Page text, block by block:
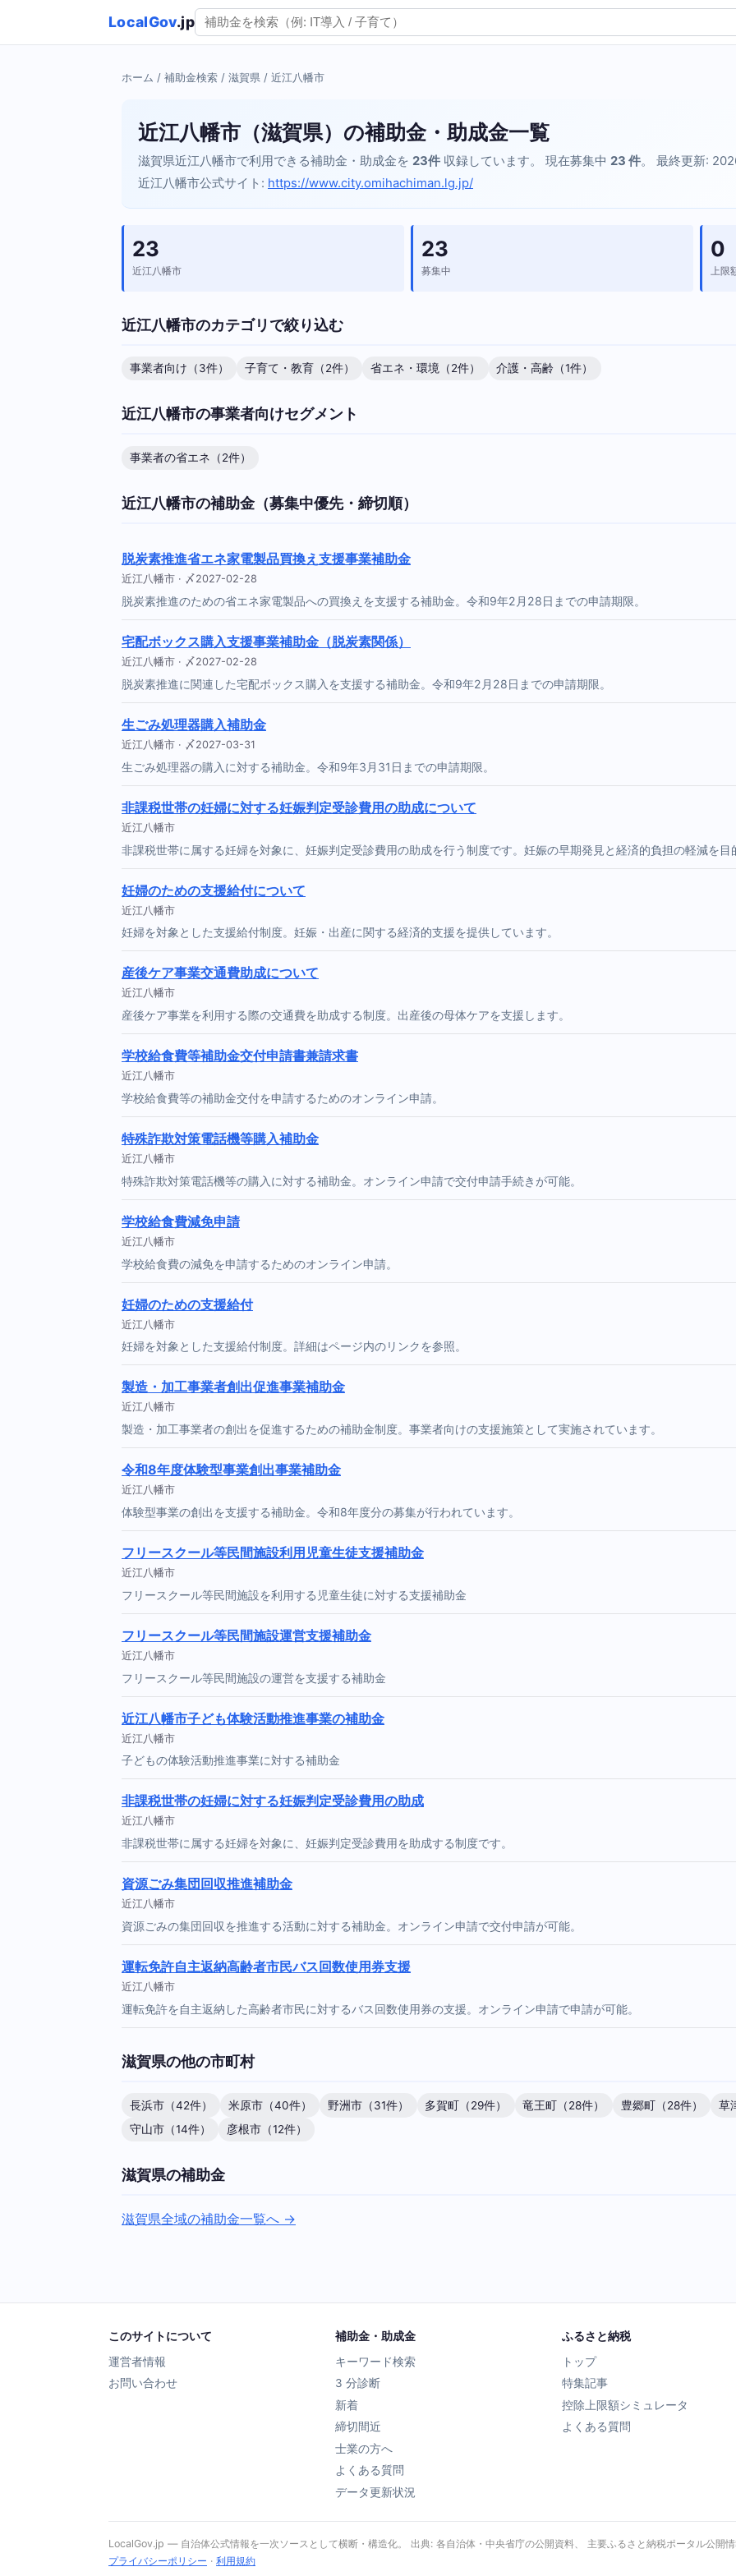
LocalGov.jp
ホーム / 補助金検索 / 滋賀県 / 近江八幡市
近江八幡市（滋賀県）の補助金・助成金一覧
滋賀県近江八幡市で利用できる補助金・助成金を 23件 収録しています。 現在募集中 23 件。 最終更新:
近江八幡市公式サイト: https://www.city.omihachiman.lg.jp/
23
近江八幡市
23
募集中
0
上限
近江八幡市のカテゴリで絞り込む
事業者向け（3件） 子育て・教育（2件） 省エネ・環境（2件） 介護・高齢（1件）
近江八幡市の事業者向けセグメント
事業者の省エネ（2件）
近江八幡市の補助金（募集中優先・締切順）
脱炭素推進省エネ家電製品買換え支援事業補助金
近江八幡市 · 〆2027-02-28
脱炭素推進のための省エネ家電製品への買換えを支援する補助金。令和9年2月28日までの申請期限。
宅配ボックス購入支援事業補助金（脱炭素関係）
近江八幡市 · 〆2027-02-28
脱炭素推進に関連した宅配ボックス購入を支援する補助金。令和9年2月28日までの申請期限。
生ごみ処理器購入補助金
近江八幡市 · 〆2027-03-31
生ごみ処理器の購入に対する補助金。令和9年3月31日までの申請期限。
非課税世帯の妊婦に対する妊娠判定受診費用の助成について
近江八幡市
非課税世帯に属する妊婦を対象に、妊娠判定受診費用の助成を行う制度です。妊娠の早期発見と経済的負担の軽減を目
妊婦のための支援給付について
近江八幡市
妊婦を対象とした支援給付制度。妊娠・出産に関する経済的支援を提供しています。
産後ケア事業交通費助成について
近江八幡市
産後ケア事業を利用する際の交通費を助成する制度。出産後の母体ケアを支援します。
学校給食費等補助金交付申請書兼請求書
近江八幡市
学校給食費等の補助金交付を申請するためのオンライン申請。
特殊詐欺対策電話機等購入補助金
近江八幡市
特殊詐欺対策電話機等の購入に対する補助金。オンライン申請で交付申請手続きが可能。
学校給食費減免申請
近江八幡市
学校給食費の減免を申請するためのオンライン申請。
妊婦のための支援給付
近江八幡市
妊婦を対象とした支援給付制度。詳細はページ内のリンクを参照。
製造・加工事業者創出促進事業補助金
近江八幡市
製造・加工事業者の創出を促進するための補助金制度。事業者向けの支援施策として実施されています。
令和8年度体験型事業創出事業補助金
近江八幡市
体験型事業の創出を支援する補助金。令和8年度分の募集が行われています。
フリースクール等民間施設利用児童生徒支援補助金
近江八幡市
フリースクール等民間施設を利用する児童生徒に対する支援補助金
フリースクール等民間施設運営支援補助金
近江八幡市
フリースクール等民間施設の運営を支援する補助金
近江八幡市子ども体験活動推進事業の補助金
近江八幡市
子どもの体験活動推進事業に対する補助金
非課税世帯の妊婦に対する妊娠判定受診費用の助成
近江八幡市
非課税世帯に属する妊婦を対象に、妊娠判定受診費用を助成する制度です。
資源ごみ集団回収推進補助金
近江八幡市
資源ごみの集団回収を推進する活動に対する補助金。オンライン申請で交付申請が可能。
運転免許自主返納高齢者市民バス回数使用券支援
近江八幡市
運転免許を自主返納した高齢者市民に対するバス回数使用券の支援。オンライン申請で申請が可能。
滋賀県の他の市町村
長浜市（42件） 米原市（40件） 野洲市（31件） 多賀町（29件） 竜王町（28件） 豊郷町（28件） 草
守山市（14件）
彦根市（12件）
滋賀県の補助金
滋賀県全域の補助金一覧へ →
このサイトについて
運営者情報
お問い合わせ
補助金・助成金
キーワード検索
3 分診断
新着
締切間近
士業の方へ
よくある質問
データ更新状況
ふるさと納税
トップ
特集記事
控除上限額シミュレータ
よくある質問
LocalGov.jp — 自治体公式情報を一次ソースとして横断・構造化。 出典: 各自治体・中央省庁の公開資料、 主要ふるさと納税ポータル公開
プライバシーポリシー · 利用規約